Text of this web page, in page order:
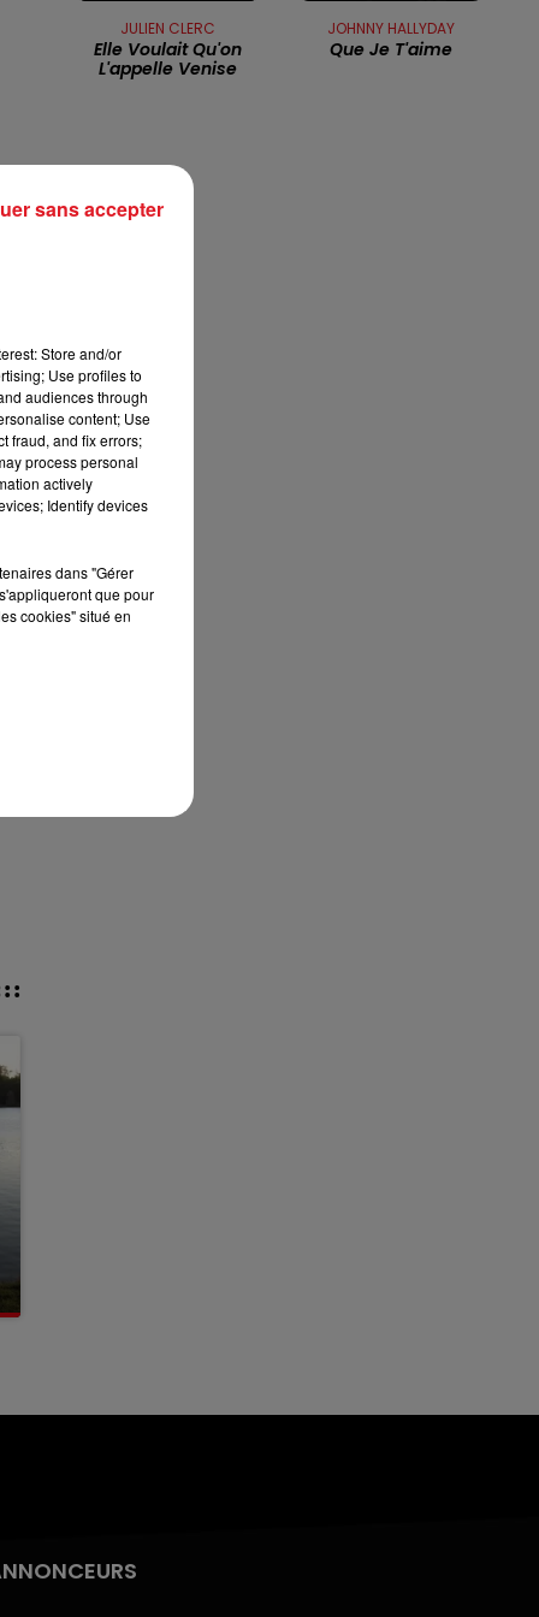
7h00 - 10h00
DEBOUT C'EST L'HEURE
JULIEN CLERC
Elle Voulait Qu'on
L'appelle Venise
JOHNNY HALLYDAY
Que Je T'aime
Store and/or
Use profiles to
audiences through
content; Use
fraud, and fix errors;
process personal
actively
Identify devices
dans "Gérer
que pour
cookies" situé en
sans accepter